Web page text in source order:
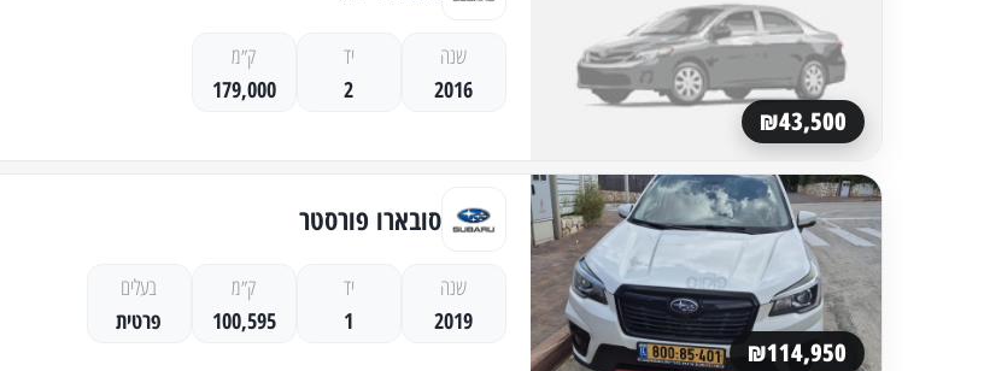
₪43,500
שנה
2016
יד
2
ק״מ
179,000
₪114,950
סובארו פורסטר
שנה
2019
יד
1
ק״מ
100,595
בעלים
פרטית